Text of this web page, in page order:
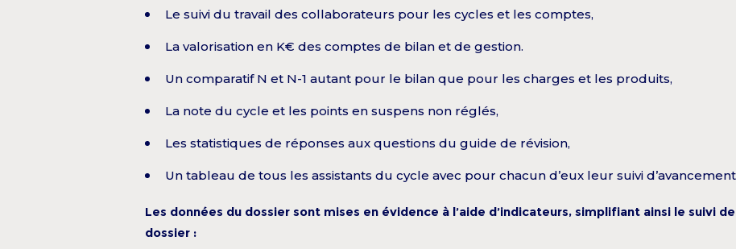
Le suivi du travail des collaborateurs pour les cycles et les comptes,
La valorisation en K€ des comptes de bilan et de gestion.
Un comparatif N et N-1 autant pour le bilan que pour les charges et les produits,
La note du cycle et les points en suspens non réglés,
Les statistiques de réponses aux questions du guide de révision,
Un tableau de tous les assistants du cycle avec pour chacun d’eux leur suivi
Les données du dossier sont mises en évidence à l’aide d’indicateurs, simplifiant ainsi le suivi
dossier :